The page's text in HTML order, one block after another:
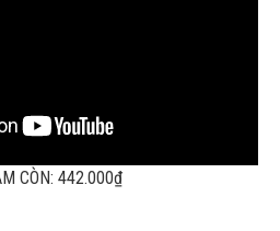
CÒN: 442.000₫